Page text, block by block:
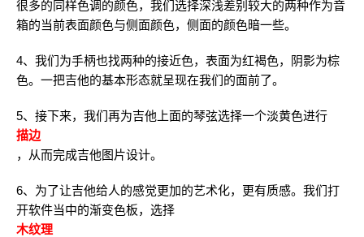
很多的同样色调的颜色，我们选择深浅差别较大的两种作为音
箱的当前表面颜色与侧面颜色，侧面的颜色暗一些。
4、我们为手柄也找两种的接近色，表面为红褐色，阴影为棕
色。一把吉他的基本形态就呈现在我们的面前了。
5、接下来，我们再为吉他上面的琴弦选择一个淡黄色进行
描边
，从而完成吉他图片设计。
6、为了让吉他给人的感觉更加的艺术化，更有质感。我们打
开软件当中的渐变色板，选择
木纹理